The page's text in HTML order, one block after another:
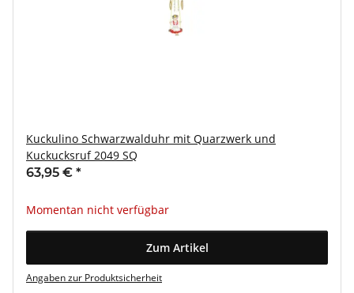
Kuckulino Schwarzwalduhr mit Quarzwerk und
Kuckucksruf 2049 SQ
63,95 € *
Momentan nicht verfügbar
Zum Artikel
Angaben zur Produktsicherheit